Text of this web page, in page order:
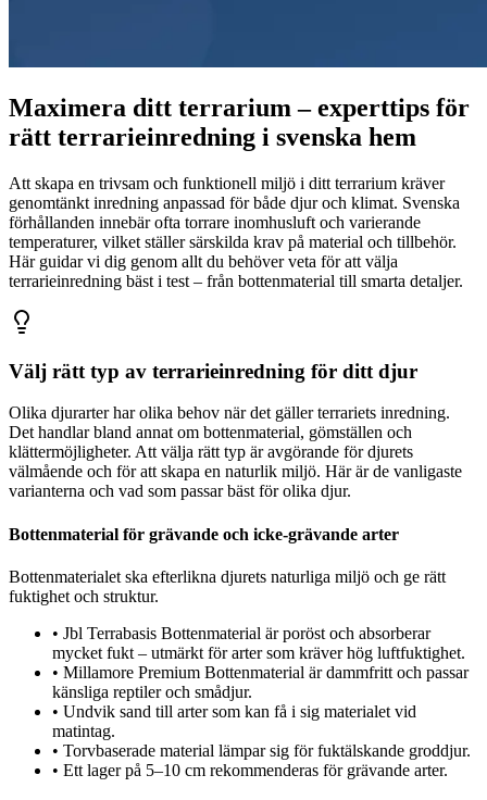
Maximera ditt terrarium – experttips för
rätt terrarieinredning i svenska hem
Att skapa en trivsam och funktionell miljö i ditt terrarium kräver
genomtänkt inredning anpassad för både djur och klimat. Svenska
förhållanden innebär ofta torrare inomhusluft och varierande
temperaturer, vilket ställer särskilda krav på material och tillbehör.
Här guidar vi dig genom allt du behöver veta för att välja
terrarieinredning bäst i test – från bottenmaterial till smarta detaljer.
Välj rätt typ av terrarieinredning för ditt djur
Olika djurarter har olika behov när det gäller terrariets inredning.
Det handlar bland annat om bottenmaterial, gömställen och
klättermöjligheter. Att välja rätt typ är avgörande för djurets
välmående och för att skapa en naturlik miljö. Här är de vanligaste
varianterna och vad som passar bäst för olika djur.
Bottenmaterial för grävande och icke-grävande arter
Bottenmaterialet ska efterlikna djurets naturliga miljö och ge rätt
fuktighet och struktur.
• Jbl Terrabasis Bottenmaterial är poröst och absorberar
mycket fukt – utmärkt för arter som kräver hög luftfuktighet.
• Millamore Premium Bottenmaterial är dammfritt och passar
känsliga reptiler och smådjur.
• Undvik sand till arter som kan få i sig materialet vid
matintag.
• Torvbaserade material lämpar sig för fuktälskande groddjur.
• Ett lager på 5–10 cm rekommenderas för grävande arter.